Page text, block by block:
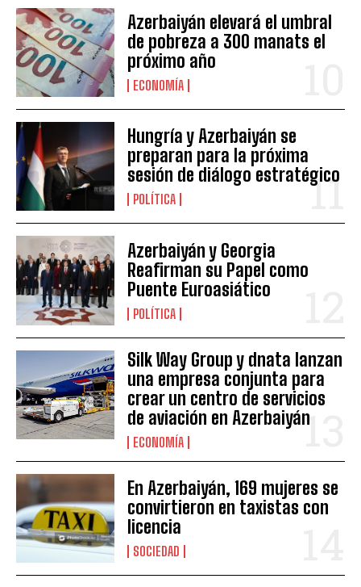
Azerbaiyán elevará el umbral
de pobreza a 300 manats el
próximo año
ECONOMÍA
Hungría y Azerbaiyán se
preparan para la próxima
sesión de diálogo estratégico
POLÍTICA
Azerbaiyán y Georgia
Reafirman su Papel como
Puente Euroasiático
POLÍTICA
Silk Way Group y dnata lanzan
una empresa conjunta para
crear un centro de servicios
de aviación en Azerbaiyán
ECONOMÍA
En Azerbaiyán, 169 mujeres se
convirtieron en taxistas con
licencia
SOCIEDAD